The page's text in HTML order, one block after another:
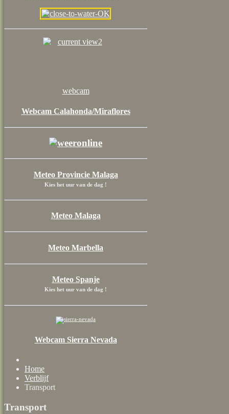
webcam
Webcam Calahonda/Miraflores
Meteo Provincie Malaga
Kies het uur van de dag !
Meteo Malaga
Meteo Marbella
Meteo Spanje
Kies het uur van de dag !
Webcam Sierra Nevada
Home
Verblijf
Transport
Transport